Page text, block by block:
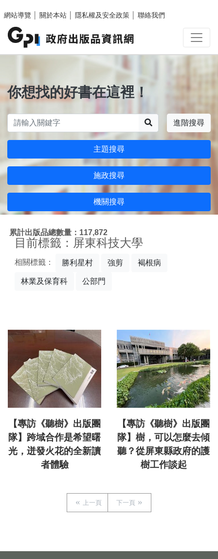
網站導覽
關於本站 隱私權及安全政策 聯絡我們
你想找的好書在這裡！
進階搜尋
主題搜尋
施政搜尋
機關搜尋
累計出版品總數量：117,872
目前標籤：屏東科技大學
相關標籤： 勝利星村 強剪 褐根病
林業及保育科 公部門
【專訪《聽樹》出版團
隊】跨域合作是希望曙
光，迸發火花的全新讀
者體驗
【專訪《聽樹》出版團
隊】樹，可以怎麼去傾
聽？從屏東縣政府的護
樹工作談起
上一頁 下一頁